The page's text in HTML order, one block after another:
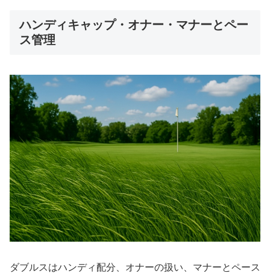
ハンディキャップ・オナー・マナーとペー
ス管理
ダブルスはハンディ配分、オナーの扱い、マナーとペース